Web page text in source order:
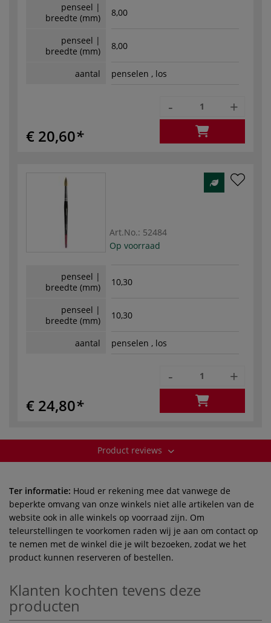
penseel |
breedte (mm)
8,00
penseel |
breedte (mm)
8,00
aantal penselen , los
€ 20,60
- +
Art.No.: 52484
Op voorraad
penseel |
breedte (mm)
10,30
penseel |
breedte (mm)
10,30
aantal penselen , los
€ 24,80
- +
Product reviews
Ter informatie: Houd er rekening mee dat vanwege de
beperkte omvang van onze winkels niet alle artikelen van de
website ook in alle winkels op voorraad zijn. Om
teleurstellingen te voorkomen raden wij je aan om contact op
te nemen met de winkel die je wilt bezoeken, zodat we het
product kunnen reserveren of bestellen.
Klanten kochten tevens deze
producten